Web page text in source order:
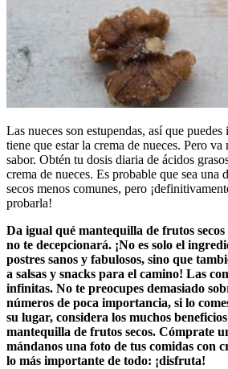
Las nueces son estupendas, así que
tiene que estar la crema de nueces. Pero va
sabor. Obtén tu dosis diaria de ácidos
crema de nueces. Es probable que sea una
secos menos comunes, pero
probarla!
Da igual qué mantequilla de frutos secos
no te decepcionará. ¡No es solo el
postres sanos y fabulosos, sino que
a salsas y snacks para el camino! Las
infinitas. No te preocupes demasiado
números de poca importancia, si lo
su lugar, considera los muchos
mantequilla de frutos secos. Cómprate
mándanos una foto de tus comidas con
lo más importante de todo: ¡disfruta!